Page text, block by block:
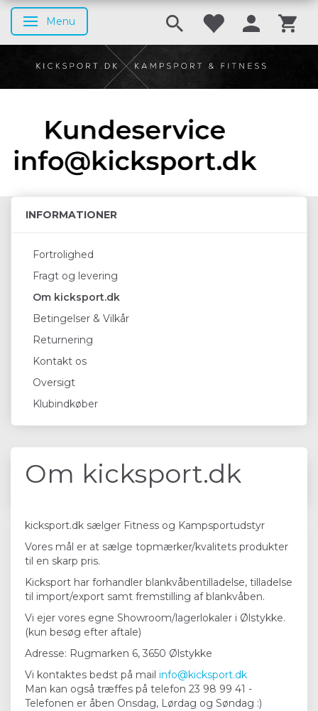
Skifte navigation
Menu
INFORMATIONER
Fortrolighed
Fragt og levering
Om kicksport.dk
Betingelser & Vilkår
Returnering
Kontakt os
Oversigt
Klubindkøber
Om kicksport.dk
kicksport.dk sælger Fitness og Kampsportudstyr
Vores mål er at sælge topmærker/kvalitets produkter
til en skarp pris.
Kicksport har forhandler blankvåbentilladelse, tilladelse
til import/export samt fremstilling af blankvåben.
Vi ejer vores egne Showroom/lagerlokaler i Ølstykke.
(kun besøg efter aftale)
Adresse: Rugmarken 6, 3650 Ølstykke
Vi kontaktes bedst på mail info@kicksport.dk
Man kan også træffes på telefon 23 98 99 41 -
Telefonen er åben Onsdag, Lørdag og Søndag :)